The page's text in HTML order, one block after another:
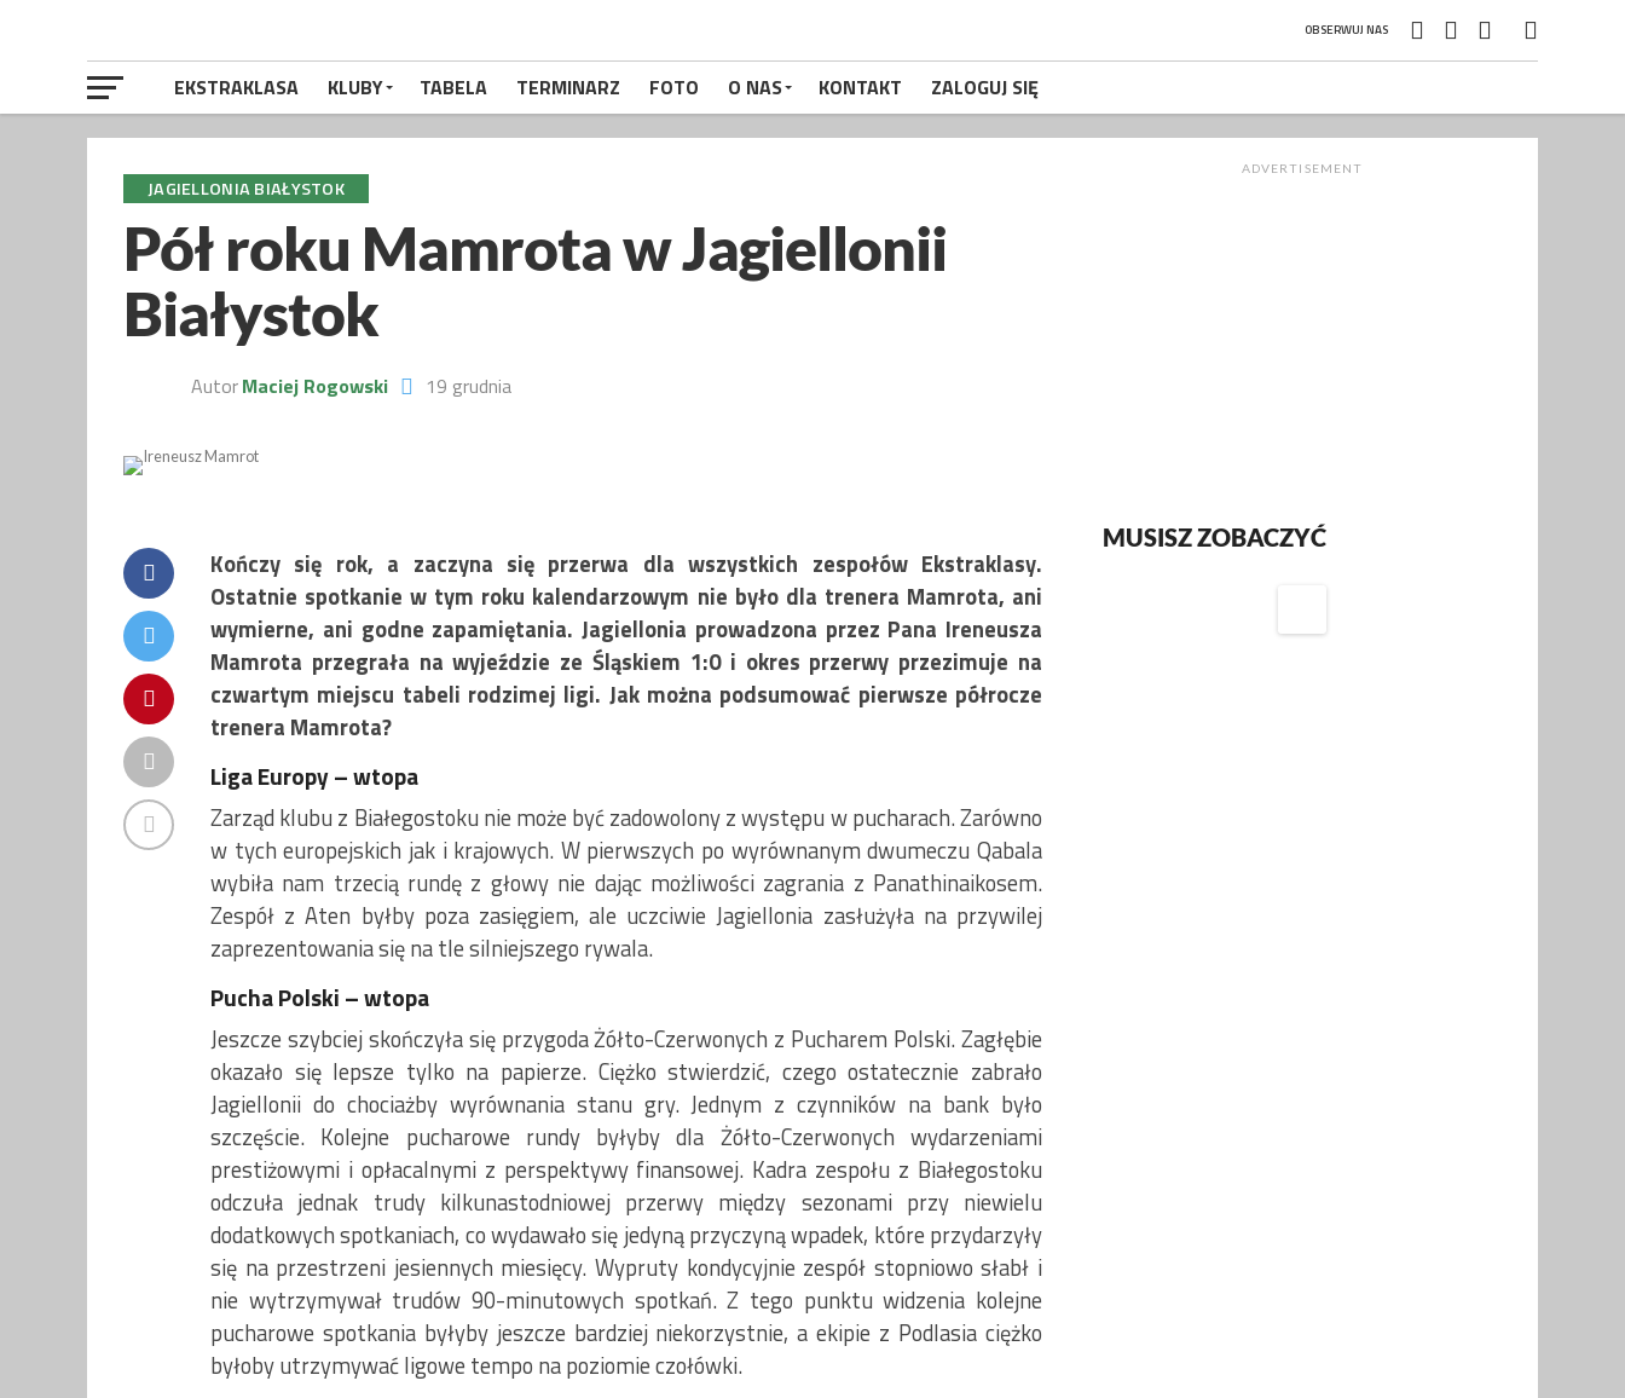
OBSERWUJ NAS
EKSTRAKLASA KLUBY TABELA TERMINARZ FOTO O NAS KONTAKT ZALOGUJ SIĘ
JAGIELLONIA BIAŁYSTOK
Pół roku Mamrota w Jagiellonii
Białystok
AutorMaciej Rogowski 19 grudnia
Kończy się rok, a zaczyna się przerwa dla wszystkich zespołów Ekstraklasy.
Ostatnie spotkanie w tym roku kalendarzowym nie było dla trenera Mamrota, ani
wymierne, ani godne zapamiętania. Jagiellonia prowadzona przez Pana Ireneusza
Mamrota przegrała na wyjeździe ze Śląskiem 1:0 i okres przerwy przezimuje na
czwartym miejscu tabeli rodzimej ligi. Jak można podsumować pierwsze półrocze
trenera Mamrota?
Liga Europy – wtopa
Zarząd klubu z Białegostoku nie może być zadowolony z występu w pucharach. Zarówno
w tych europejskich jak i krajowych. W pierwszych po wyrównanym dwumeczu Qabala
wybiła nam trzecią rundę z głowy nie dając możliwości zagrania z Panathinaikosem.
Zespół z Aten byłby poza zasięgiem, ale uczciwie Jagiellonia zasłużyła na przywilej
zaprezentowania się na tle silniejszego rywala.
Pucha Polski – wtopa
Jeszcze szybciej skończyła się przygoda Żółto-Czerwonych z Pucharem Polski. Zagłębie
okazało się lepsze tylko na papierze. Ciężko stwierdzić, czego ostatecznie zabrało
Jagiellonii do chociażby wyrównania stanu gry. Jednym z czynników na bank było
szczęście. Kolejne pucharowe rundy byłyby dla Żółto-Czerwonych wydarzeniami
prestiżowymi i opłacalnymi z perspektywy finansowej. Kadra zespołu z Białegostoku
odczuła jednak trudy kilkunastodniowej przerwy między sezonami przy niewielu
dodatkowych spotkaniach, co wydawało się jedyną przyczyną wpadek, które przydarzyły
się na przestrzeni jesiennych miesięcy. Wypruty kondycyjnie zespół stopniowo słabł i
nie wytrzymywał trudów 90-minutowych spotkań. Z tego punktu widzenia kolejne
pucharowe spotkania byłyby jeszcze bardziej niekorzystnie, a ekipie z Podlasia ciężko
byłoby utrzymywać ligowe tempo na poziomie czołówki.
ADVERTISEMENT
MUSISZ ZOBACZYĆ